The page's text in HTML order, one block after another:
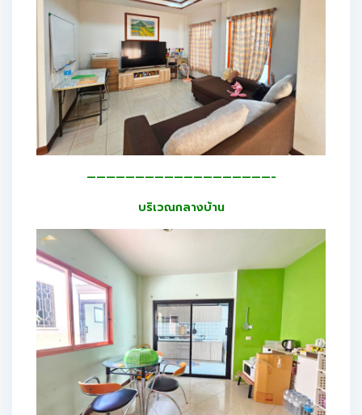
———————————————————-
บริเวณกลางบ้าน